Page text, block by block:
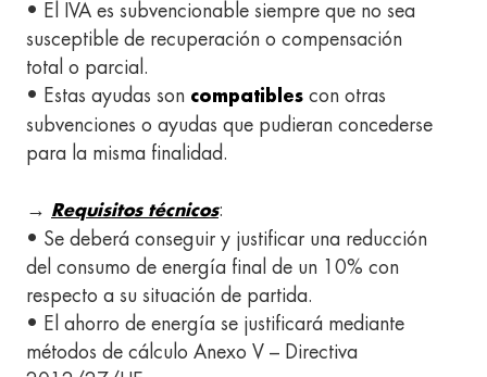
• El IVA es subvencionable siempre que no sea
susceptible de recuperación o compensación
total o parcial.
• Estas ayudas son compatibles con otras
subvenciones o ayudas que pudieran concederse
para la misma finalidad.
→ Requisitos técnicos:
• Se deberá conseguir y justificar una reducción
del consumo de energía final de un 10% con
respecto a su situación de partida.
• El ahorro de energía se justificará mediante
métodos de cálculo Anexo V – Directiva